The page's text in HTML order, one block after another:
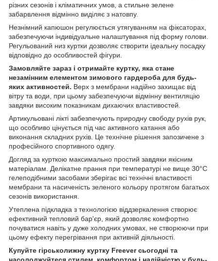
різних сезонів і кліматичних умов, а стильне зелене
забарвлення відмінно виділяє з натовпу.
Незнімний капюшон регулюється утягуванням на фіксаторах,
забезпечуючи індивідуальне налаштування під форму голови.
Регульований низ куртки дозволяє створити ідеальну посадку
відповідно до особливостей фігури.
Замовляйте зараз і отримайте куртку, яка стане
незамінним елементом зимового гардероба для будь-
яких активностей. Верх з мембрани надійно захищає від
вітру та води, при цьому забезпечуючи відмінну вентиляцію
завдяки високим показникам дихаючих властивостей.
Артикульовані лікті забезпечують природну свободу рухів рук,
що особливо цінується під час активного катання або
виконання складних рухів. Це технічне рішення запозичене з
професійного спортивного одягу.
Догляд за курткою максимально простий завдяки якісним
матеріалам. Делікатне прання при температурі не вище 30°C
гелеподібними засобами зберігає всі технічні властивості
мембрани та насиченість зеленого кольору протягом багатьох
сезонів використання.
Утеплена підкладка з технологією віддзеркалення створює
ефективний тепловий бар'єр, який дозволяє комфортно
почуватися навіть у дуже холодних умовах, не створюючи при
цьому ефекту перегрівання при активній діяльності.
Купуйте гірськолижну куртку Freever сьогодні та